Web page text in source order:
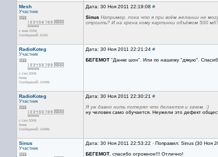
Mesh
Участник
с мая 2006
Сообщений: 6169
Дата: 30 Ноя 2011 22:19:08 #
Sinus Например, пока что я при всём желании не
строить? И на хрена кому картинки объёмом 500
RadioKoteg
Участник
с сен 2006
Киев
Сообщений: 14486
Дата: 30 Ноя 2011 22:21:24 #
БЕГЕМОТ "Данке шон". Или по нашему "дякую".
RadioKoteg
Участник
с сен 2006
Киев
Сообщений: 14486
Дата: 30 Ноя 2011 22:30:21 #
Я уж давно нить потерял что делается и зачем. :)
ну человек само обучается. Неужели это дефект
Sinus
Участник
Дата: 30 Ноя 2011 22:53:22 · Поправил: Sinus (30 Ноя
БЕГЕМОТ , спасибо огромное!!! Отлично!